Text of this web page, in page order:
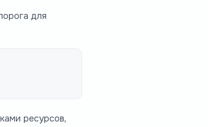
для
ресурсов,